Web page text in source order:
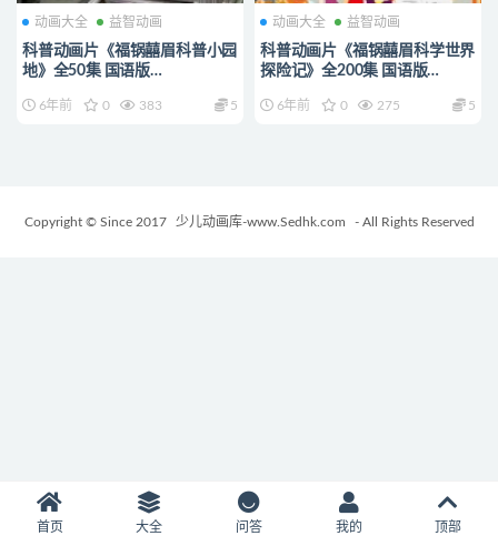
动画大全 益智动画
科普动画片《福锅囍眉科普小园
地》全50集 国语版
囍眉科普小园地下载
6年前 0 383 5
动画大全 益智动画
科普动画片《福锅囍眉科学世界
探险记》全200集 国语版
囍眉下载
6年前 0 275 5
Copyright © Since 2017 少儿动画库-www.Sedhk.com - All Rights Reserved
首页 大全 问答 我的 顶部